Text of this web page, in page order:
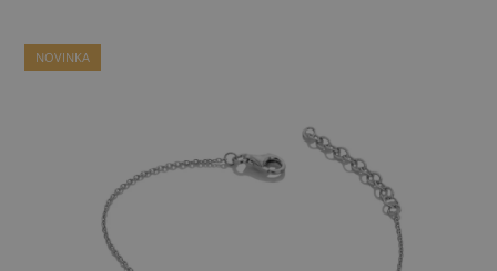
NOVINKA